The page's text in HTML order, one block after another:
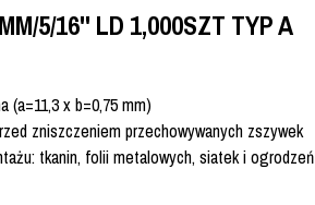
5/16'' LD 1,000SZT TYP A
(a=11,3 x b=0,75 mm)
zniszczeniem przechowywanych zszywek
tkanin, folii metalowych, siatek i ogrodzeń